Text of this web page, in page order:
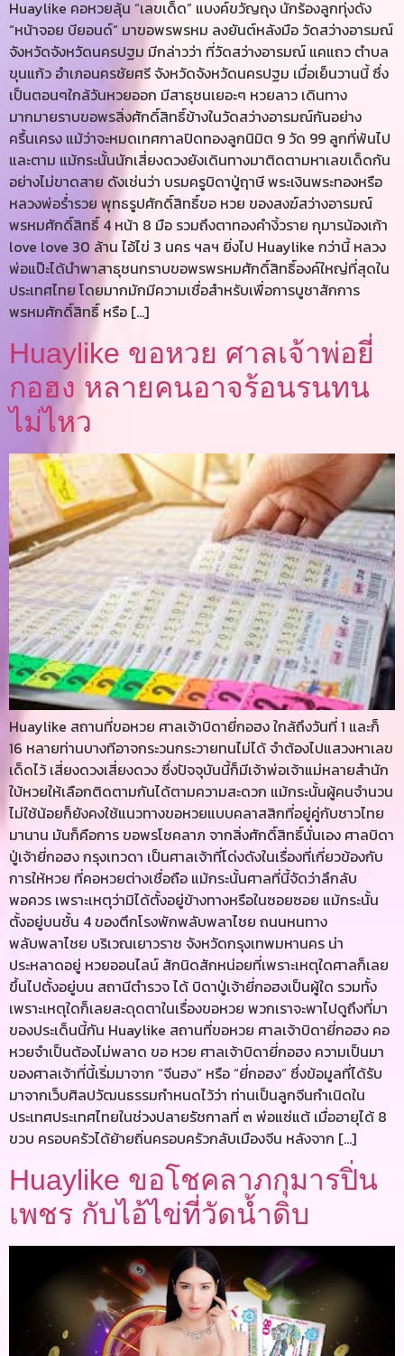
Huaylike คอหวยลุ้น “เลขเด็ด” แบงค์ขวัญถุง นักร้องลูกทุ่งดัง
“หน้าจอย บียอนด์” มาขอพรพรหม ลงยันต์หลังมือ วัดสว่างอารมณ์
จังหวัดจังหวัดนครปฐม มีกล่าวว่า ที่วัดสว่างอารมณ์ แคแถว ตำบล
ขุนแก้ว อำเภอนครชัยศรี จังหวัดจังหวัดนครปฐม เมื่อเย็นวานนี้ ซึ่ง
เป็นตอนๆใกล้วันหวยออก มีสาธุชนเยอะๆ หวยลาว เดินทาง
มากมายราบขอพรสิ่งศักดิ์สิทธิ์ข้างในวัดสว่างอารมณ์กันอย่าง
ครื้นเครง แม้ว่าจะหมดเทศกาลปิดทองลูกนิมิต 9 วัด 99 ลูกที่พ้นไป
และตาม แม้กระนั้นนักเสี่ยงดวงยังเดินทางมาติดตามหาเลขเด็ดกัน
อย่างไม่ขาดสาย ดังเช่นว่า บรมครูบิดาปู่ฤาษี พระเงินพระทองหรือ
หลวงพ่อร่ำรวย พุทธรูปศักดิ์สิทธิ์ขอ หวย ของสงฆ์สว่างอารมณ์
พรหมศักดิ์สิทธิ์ 4 หน้า 8 มือ รวมถึงตาทองคำงิ้วราย กุมารน้องเก้า
love love 30 ล้าน ไอ้ไข่ 3 นคร ฯลฯ ยิ่งไป Huaylike กว่านี้ หลวง
พ่อแป๊ะได้นำพาสาธุชนกราบขอพรพรหมศักดิ์สิทธิ์องค์ใหญ่ที่สุดใน
ประเทศไทย โดยมากมักมีความเชื่อสำหรับเพื่อการบูชาสักการ
พรหมศักดิ์สิทธิ์ หรือ […]
Huaylike ขอหวย ศาลเจ้าพ่อยี่
กอฮง หลายคนอาจร้อนรนทน
ไม่ไหว
Huaylike สถานที่ขอหวย ศาลเจ้าบิดายี่กอฮง ใกล้ถึงวันที่ 1 และก็
16 หลายท่านบางทีอาจกระวนกระวายทนไม่ได้ จำต้องไปแสวงหาเลข
เด็ดไว้ เสี่ยงดวงเสี่ยงดวง ซึ่งปัจจุบันนี้ก็มีเจ้าพ่อเจ้าแม่หลายสำนัก
ใบ้หวยให้เลือกติดตามกันได้ตามความสะดวก แม้กระนั้นผู้คนจำนวน
ไม่ใช้น้อยก็ยังคงใช้แนวทางขอหวยแบบคลาสสิกที่อยู่คู่กับชาวไทย
มานาน มันก็คือการ ขอพรโชคลาภ จากสิ่งศักดิ์สิทธิ์นั่นเอง ศาลบิดา
ปู่เจ้ายี่กอฮง กรุงเทวดา เป็นศาลเจ้าที่โด่งดังในเรื่องที่เกี่ยวข้องกับ
การให้หวย ที่คอหวยต่างเชื่อถือ แม้กระนั้นศาลที่นี้จัดว่าลึกลับ
พอควร เพราะเหตุว่ามิได้ตั้งอยู่ข้างทางหรือในซอยซอย แม้กระนั้น
ตั้งอยู่บนชั้น 4 ของตึกโรงพักพลับพลาไชย ถนนหนทาง
พลับพลาไชย บริเวณเยาวราช จังหวัดกรุงเทพมหานคร น่า
ประหลาดอยู่ หวยออนไลน์ สักนิดสักหน่อยที่เพราะเหตุใดศาลก็เลย
ขึ้นไปตั้งอยู่บน สถานีตำรวจ ได้ บิดาปู่เจ้ายี่กอฮงเป็นผู้ใด รวมทั้ง
เพราะเหตุใดก็เลยสะดุดตาในเรื่องขอหวย พวกเราจะพาไปดูถึงที่มา
ของประเด็นนี้กัน Huaylike สถานที่ขอหวย ศาลเจ้าบิดายี่กอฮง คอ
หวยจำเป็นต้องไม่พลาด ขอ หวย ศาลเจ้าบิดายี่กอฮง ความเป็นมา
ของศาลเจ้าที่นี้เริ่มมาจาก “จีนฮง” หรือ “ยี่กอฮง” ซึ่งข้อมูลที่ได้รับ
มาจากเว็บศิลปวัฒนธรรมกำหนดไว้ว่า ท่านเป็นลูกจีนกำเนิดใน
ประเทศประเทศไทยในช่วงปลายรัชกาลที่ ๓ พ่อแซ่แต้ เมื่ออายุได้ 8
ขวบ ครอบครัวได้ย้ายถิ่นครอบครัวกลับเมืองจีน หลังจาก […]
Huaylike ขอโชคลาภกุมารปิ่น
เพชร กับไอ้ไข่ที่วัดน้ำดิบ